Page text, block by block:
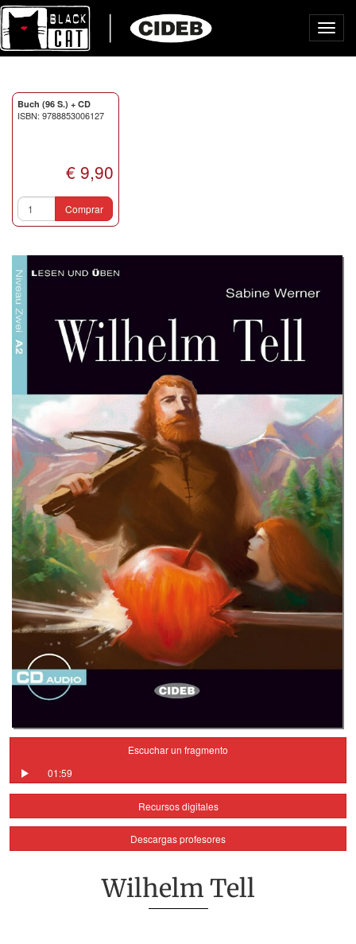
Buch (96 S.) + CD
ISBN: 9788853006127
€ 9,90
Comprar
Escuchar un fragmento
01:59
Recursos digitales
Descargas profesores
Wilhelm Tell